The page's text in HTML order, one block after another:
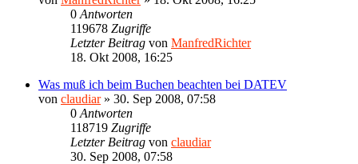
0 Antworten
119678 Zugriffe
Letzter Beitrag von ManfredRichter
18. Okt 2008, 16:25
Was muß ich beim Buchen beachten bei DATEV
von claudiar» 30. Sep 2008, 07:58
0 Antworten
118719 Zugriffe
Letzter Beitrag von claudiar
30. Sep 2008, 07:58